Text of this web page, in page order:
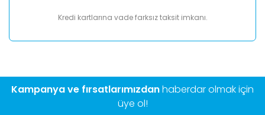
Kredi kartlarına vade farksız taksit imkanı.
Kampanya ve fırsatlarımızdanhaberdar olmak için
üye ol!